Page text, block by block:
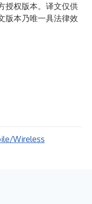
授权版本。译文仅供
版本乃唯一具法律效
Wireless